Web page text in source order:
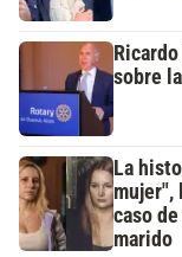
sobre
La
mujer",
caso
marido